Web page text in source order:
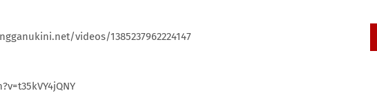
videos/1385237962224147